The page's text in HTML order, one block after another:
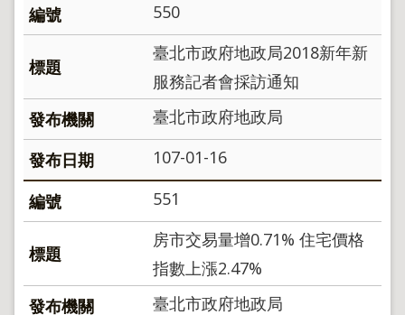
日
台
通
私
550
臺北市政府地政局2018新年新
服務記者會採訪通知
臺北市政府地政局
107-01-16
551
房市交易量增0.71% 住宅價格
指數上漲2.47%
臺北市政府地政局